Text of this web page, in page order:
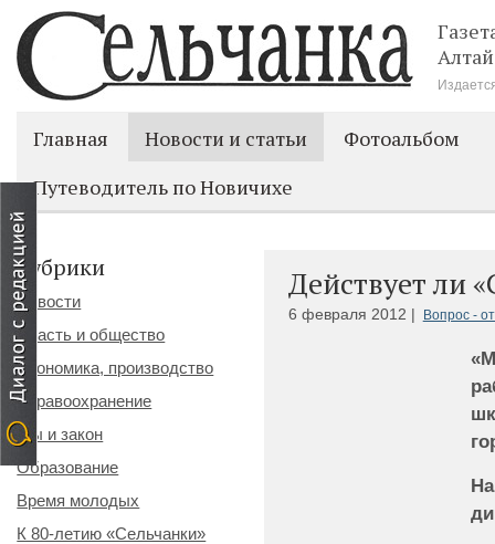
Главная Новости и статьи
Фотоальбом
Путеводитель по Новичихе
Действует ли
6 февраля 2012 | Вопрос -
Рубрики
Новости
Власть и общество
Экономика, производство
Здравоохранение
Мы и закон
Образование
Время молодых
К 80-летию «Сельчанки»